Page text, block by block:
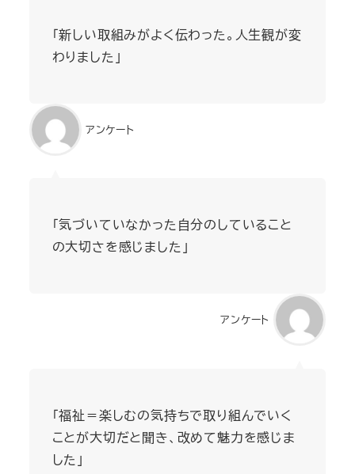
「新しい取組みがよく伝わった。人生観が変
わりました」
アンケート
「気づいていなかった自分のしていること
の大切さを感じました」
アンケート
「福祉＝楽しむの気持ちで取り組んでいく
ことが大切だと聞き、改めて魅力を感じま
した」